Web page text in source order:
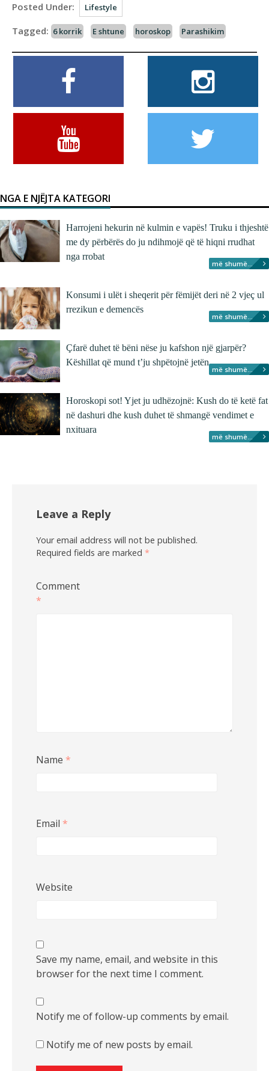
Posted Under: Lifestyle
Tagged: 6 korrik E shtune horoskop Parashikim
NGA E NJËJTA KATEGORI
Harrojeni hekurin në kulmin e vapës! Truku i thjeshtë
me dy përbërës do ju ndihmojë që të hiqni rrudhat
nga rrobat
më shumë...
Konsumi i ulët i sheqerit për fëmijët deri në 2 vjeç ul
rrezikun e demencës
më shumë...
Çfarë duhet të bëni nëse ju kafshon një gjarpër?
Këshillat që mund t’ju shpëtojnë jetën
më shumë...
Horoskopi sot! Yjet ju udhëzojnë: Kush do të ketë fat
në dashuri dhe kush duhet të shmangë vendimet e
nxituara
më shumë...
Leave a Reply
Your email address will not be published.
Required fields are marked *
Comment
*
Name *
Email *
Website
Save my name, email, and website in this
browser for the next time I comment.
Notify me of follow-up comments by email.
Notify me of new posts by email.